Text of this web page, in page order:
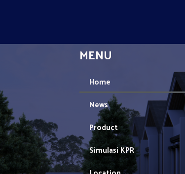
MENU
Home
News
Product
Simulasi KPR